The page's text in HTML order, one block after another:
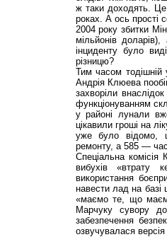
ж таки доходять. Це
роках. А ось прості
2004 року збитки
мільйонів
інциденту було
різницю?
Тим часом тодішній
Андрія Клюева
захворіли
функціонуванням
у районі лунали
цікавили гроші на
уже було відомо,
ремонту, а 585 —
Спеціальна
вибухів «втрату
використання
навести лад на базі
«маємо те, що
Марчуку сувору
забезпечення
озвучувалася